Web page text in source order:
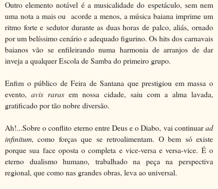
Outro elemento notável é a musicalidade do espetáculo, sem nem
uma nota a mais ou acorde a menos, a música baiana imprime um
ritmo forte e sedutor durante as duas horas de palco, aliás, ornado
por um belíssimo cenário e adequado figurino. Os hits dos carnavais
baianos vão se enfileirando numa harmonia de arranjos de dar
inveja a qualquer Escola de Samba do primeiro grupo.
Enfim o público de Feira de Santana que prestigiou em massa o
evento,avis raras em nossa cidade, saiu com a alma lavada,
gratificado por tão nobre diversão.
Ah!...Sobre o conflito eterno entre Deus e o Diabo, vai continuarad
infinitum, como forças que se retroalimentam. O bem só existe
porque sua face oposta o completa e vice-versa e versa-vice. É o
eterno dualismo humano, trabalhado na peça na perspectiva
regional, que como nas grandes obras, leva ao universal.